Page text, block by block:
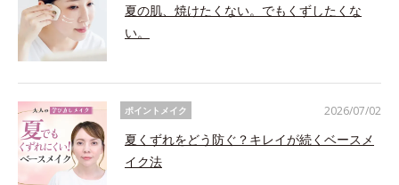
夏の肌、焼けたくない。でもくずしたくな
い。
ポイントメイク
夏くずれをどう防ぐ？キレイが続くベースメ
イク法
2026/07/02